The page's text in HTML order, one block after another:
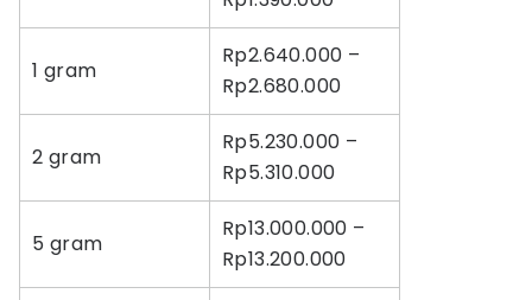
1 gram
Rp2.640.000 –
Rp2.680.000
2 gram
Rp5.230.000 –
Rp5.310.000
5 gram
Rp13.000.000 –
Rp13.200.000